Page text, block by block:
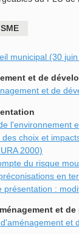
municipal (30
et de
et de
l'environnement
des choix et
2000)
du risque
en
présentation :
et de
et